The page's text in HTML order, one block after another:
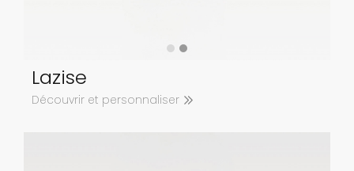
Lazise
Découvrir et personnaliser